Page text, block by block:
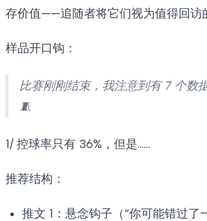
存价值——追随者将它们视为值得回访
样品开口钩：
比赛刚刚结束，我注意到有 7 个数
🧵
1/ 控球率只有 36%，但是……
推荐结构：
推文 1：悬念钩子（“你可能错过了